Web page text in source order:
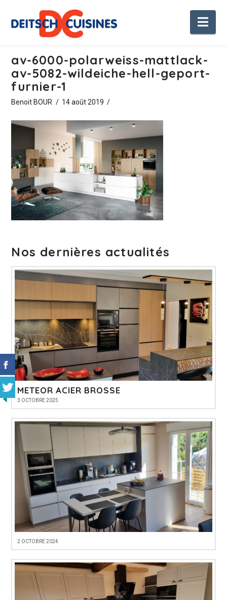
av-6000-polarweiss-mattlack-
av-5082-wildeiche-hell-geport-
furnier-1
Benoit BOUR 14 août 2019
Nos dernières actualités
METEOR ACIER BROSSE
3 OCTOBRE 2025
2 OCTOBRE 2024